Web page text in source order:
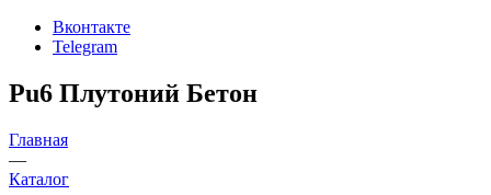
Вконтакте
Telegram
Pu6 Плутоний Бетон
Главная
—
Каталог